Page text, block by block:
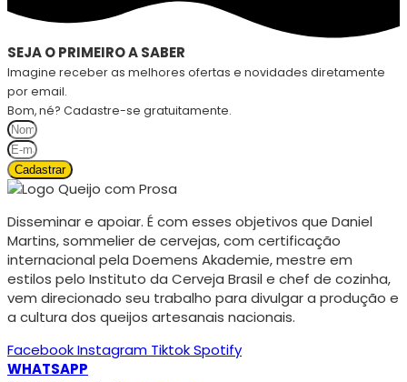
SEJA O PRIMEIRO A SABER
Imagine receber as melhores ofertas e novidades diretamente
por email.
Bom, né? Cadastre-se gratuitamente.
Cadastrar
Disseminar e apoiar. É com esses objetivos que Daniel
Martins, sommelier de cervejas, com certificação
internacional pela Doemens Akademie, mestre em
estilos pelo Instituto da Cerveja Brasil e chef de cozinha,
vem direcionado seu trabalho para divulgar a produção e
a cultura dos queijos artesanais nacionais.
FacebookInstagram TiktokSpotify
WHATSAPP